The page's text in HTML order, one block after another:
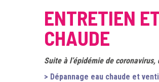
ENTRETIEN
CHAUDE
Suite à l’épidémie de
> Dépannage eau chaude et